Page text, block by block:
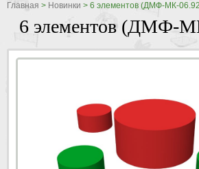
Главная > Новинки > 6 элементов (ДМФ-МК-
6 элементов (ДМФ-